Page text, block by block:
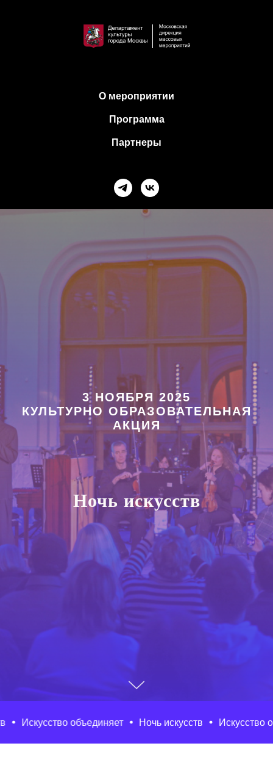
О мероприятии
Программа
Партнеры
3 НОЯБРЯ 2025
КУЛЬТУРНО ОБРАЗОВАТЕЛЬНАЯ
АКЦИЯ
Ночь искусств
объединяет Ночь искусств Искусство